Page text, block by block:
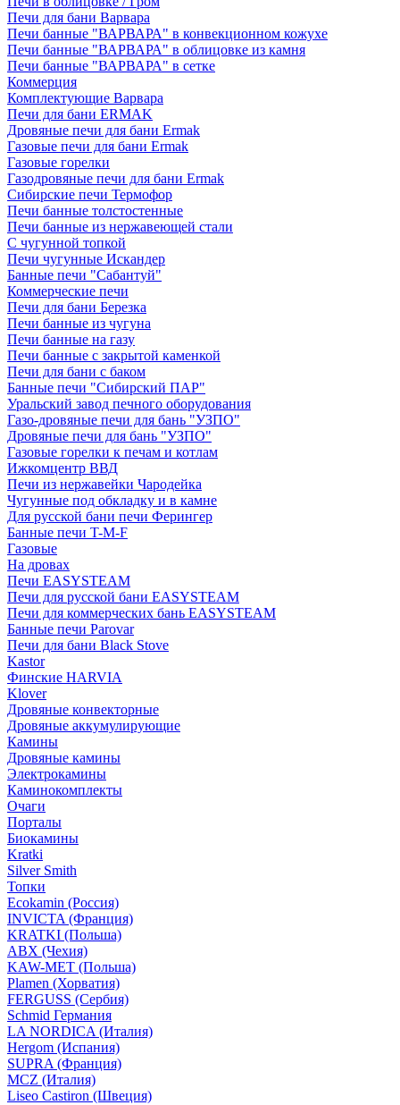
Печи для бани Варвара
Печи банные "ВАРВАРА" в конвекционном кожухе
Печи банные "ВАРВАРА" в облицовке из камня
Печи банные "ВАРВАРА" в сетке
Коммерция
Комплектующие Варвара
Печи для бани ERMAK
Дровяные печи для бани Ermak
Газовые печи для бани Ermak
Газовые горелки
Газодровяные печи для бани Ermak
Сибирские печи Термофор
Печи банные толстостенные
Печи банные из нержавеющей стали
С чугунной топкой
Печи чугунные Искандер
Банные печи "Сабантуй"
Коммерческие печи
Печи для бани Березка
Печи банные из чугуна
Печи банные на газу
Печи банные с закрытой каменкой
Печи для бани с баком
Банные печи "Сибирский ПАР"
Уральский завод печного оборудования
Газо-дровяные печи для бань "УЗПО"
Дровяные печи для бань "УЗПО"
Газовые горелки к печам и котлам
Ижкомцентр ВВД
Печи из нержавейки Чародейка
Чугунные под обкладку и в камне
Для русской бани печи Ферингер
Банные печи T-M-F
Газовые
На дровах
Печи EASYSTEAM
Печи для русской бани EASYSTEAM
Печи для коммерческих бань EASYSTEAM
Банные печи Parovar
Печи для бани Black Stove
Kastor
Финские HARVIA
Klover
Дровяные конвекторные
Дровяные аккумулирующие
Камины
Дровяные камины
Электрокамины
Каминокомплекты
Очаги
Порталы
Биокамины
Kratki
Silver Smith
Топки
Ecokamin (Россия)
INVICTA (Франция)
KRATKI (Польша)
ABX (Чехия)
KAW-MET (Польша)
Plamen (Хорватия)
FERGUSS (Сербия)
Schmid Германия
LA NORDICA (Италия)
Hergom (Испания)
SUPRA (Франция)
MCZ (Италия)
Liseo Castiron (Швеция)